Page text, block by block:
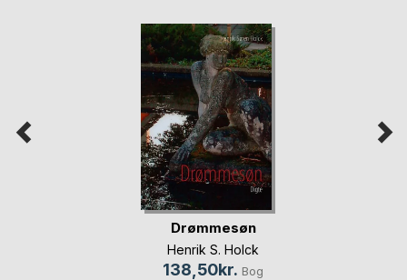
Drømmesøn
Henrik S. Holck
138,50kr. Bog